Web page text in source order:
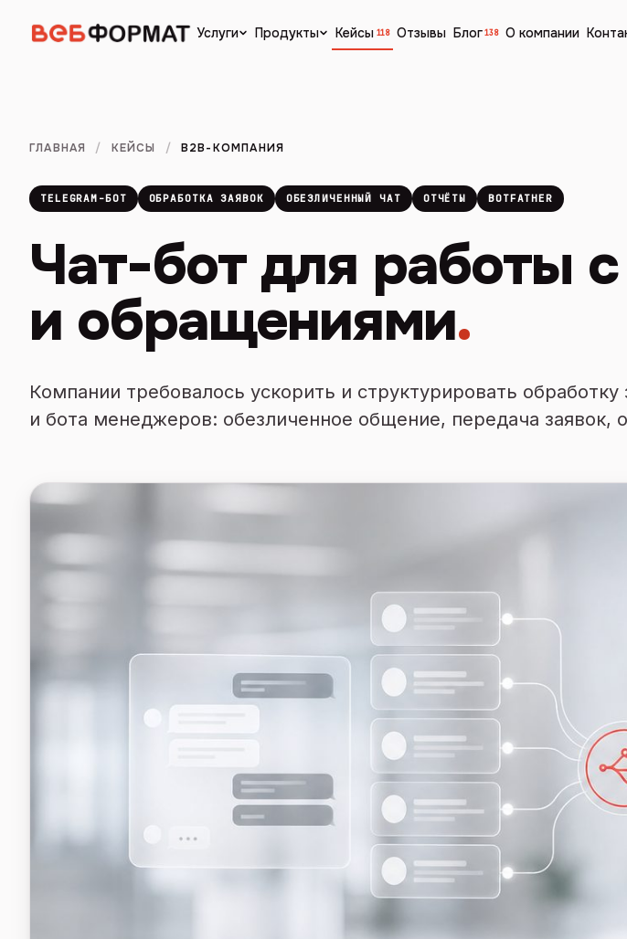
Услуги Продукты Кейсы 118 Отзывы Блог 138 О компании
ГЛАВНАЯ / КЕЙСЫ / B2B-КОМПАНИЯ
TELEGRAM-БОТ ОБРАБОТКА ЗАЯВОК ОБЕЗЛИЧЕННЫЙ ЧАТ ОТЧЁТЫ BOTFATHER
Чат-бот для работы
и обращениями.
Компании требовалось ускорить и структурировать
и бота менеджеров: обезличенное общение, передача заявок,